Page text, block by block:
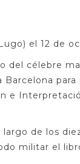
el 12 de
del célebre
para
e
de los
militar el